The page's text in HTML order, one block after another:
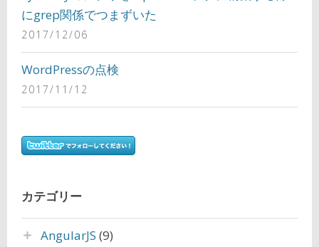
にgrep関係でつまずいた
2017/12/06
WordPressの点検
2017/11/12
カテゴリー
AngularJS (9)